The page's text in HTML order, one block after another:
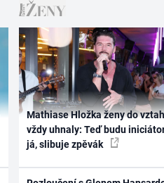
Mathiase Hložka ženy do
vždy uhnaly: Teď budu
já, slibuje zpěvák